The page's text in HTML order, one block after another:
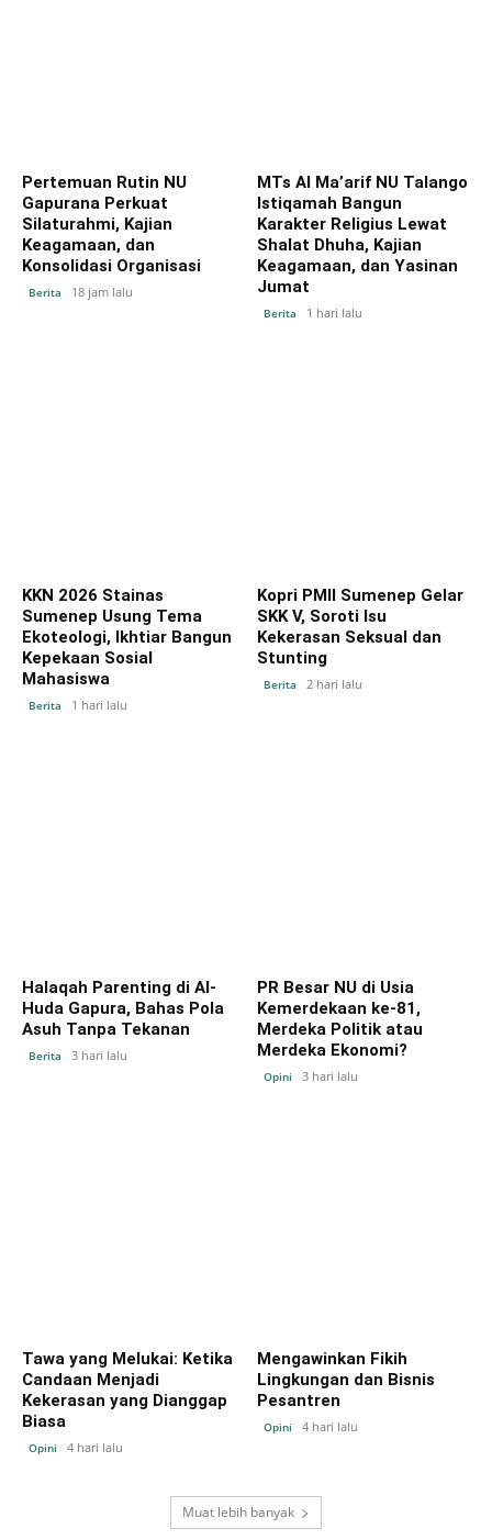
Pertemuan Rutin NU
Gapurana Perkuat
Silaturahmi, Kajian
Keagamaan, dan
Konsolidasi Organisasi
Berita 18 jam lalu
MTs Al Ma’arif NU Talango
Istiqamah Bangun
Karakter Religius Lewat
Shalat Dhuha, Kajian
Keagamaan, dan Yasinan
Jumat
Berita 1 hari lalu
KKN 2026 Stainas
Sumenep Usung Tema
Ekoteologi, Ikhtiar Bangun
Kepekaan Sosial
Mahasiswa
Berita 1 hari lalu
Kopri PMII Sumenep Gelar
SKK V, Soroti Isu
Kekerasan Seksual dan
Stunting
Berita 2 hari lalu
Halaqah Parenting di Al-
Huda Gapura, Bahas Pola
Asuh Tanpa Tekanan
Berita 3 hari lalu
PR Besar NU di Usia
Kemerdekaan ke-81,
Merdeka Politik atau
Merdeka Ekonomi?
Opini 3 hari lalu
Tawa yang Melukai: Ketika
Candaan Menjadi
Kekerasan yang Dianggap
Biasa
Opini 4 hari lalu
Mengawinkan Fikih
Lingkungan dan Bisnis
Pesantren
Opini 4 hari lalu
Muat lebih banyak